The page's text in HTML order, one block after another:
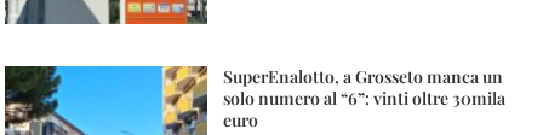
SuperEnalotto, a Grosseto manca un
solo numero al “6”: vinti oltre 30mila
euro